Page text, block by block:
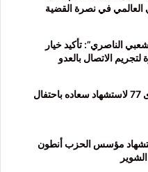
العالمي في نصرة القضية
الناصري”: تأكيد خيار
الاتصال بالعدو
منفذية عكار في القومي تحيي الذكرى 77 لاستشهاد سعاده باحتفال
مؤسس الحزب أنطون